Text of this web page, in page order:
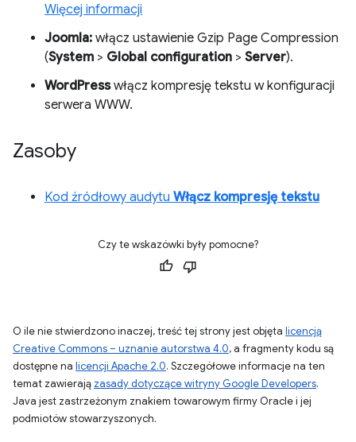
Więcej informacji
Joomla: włącz ustawienie Gzip Page Compression
(System > Global configuration > Server).
WordPresswłącz kompresję tekstu w konfiguracji
serwera WWW.
Zasoby
Kod źródłowy audytu Włącz kompresję tekstu
Czy te wskazówki były pomocne?
O ile nie stwierdzono inaczej, treść tej strony jest objęta licencją
Creative Commons – uznanie autorstwa 4.0, a fragmenty kodu są
dostępne na licencji Apache 2.0. Szczegółowe informacje na ten
temat zawierają zasady dotyczące witryny Google Developers.
Java jest zastrzeżonym znakiem towarowym firmy Oracle i jej
podmiotów stowarzyszonych.